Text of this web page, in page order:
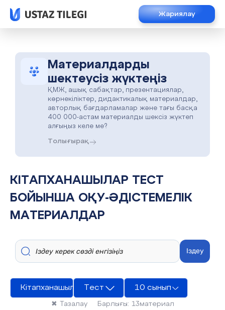
Жариялау
Материалдарды
шектеусіз жүктеңіз
ҚМЖ, ашық сабақтар, презентациялар,
көрнекіліктер, дидактикалық материалдар,
авторлық бағдарламалар және тағы басқа
400 000-астам материалды шексіз жүктеп
алғыңыз келе ме?
Толығырақ
КІТАПХАНАШЫЛАР ТЕСТ
БОЙЫНША ОҚУ-ӘДІСТЕМЕЛІК
МАТЕРИАЛДАР
Іздеу
Кітапханашылар Тест 10 сынып
✖ Тазалау Барлығы: 13материал